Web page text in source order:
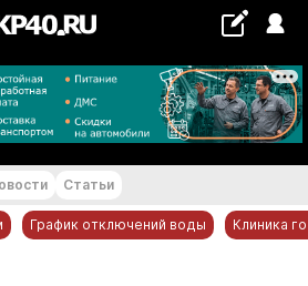
+22...+23 °С
Статьи
График отключений воды Клиника